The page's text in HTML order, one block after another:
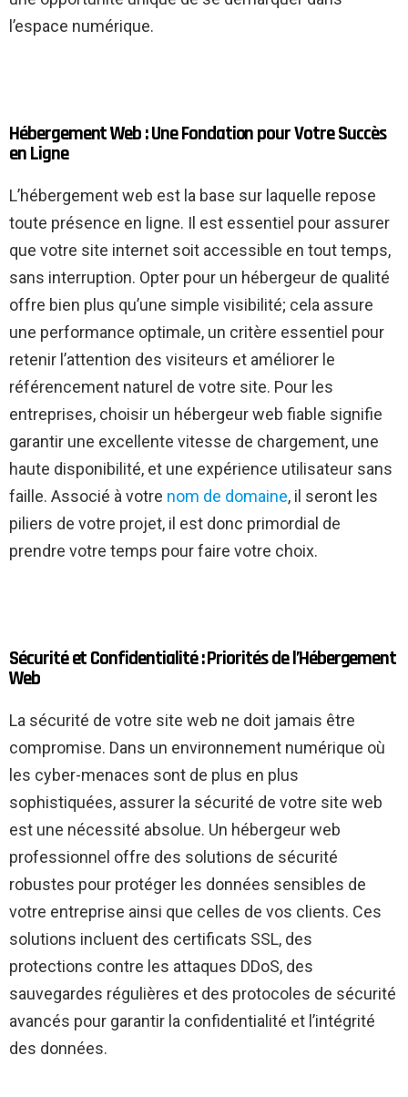
l’espace numérique.
Hébergement Web : Une Fondation pour Votre Succès
en Ligne
L’hébergement web est la base sur laquelle repose
toute présence en ligne. Il est essentiel pour assurer
que votre site internet soit accessible en tout temps,
sans interruption. Opter pour un hébergeur de qualité
offre bien plus qu’une simple visibilité; cela assure
une performance optimale, un critère essentiel pour
retenir l’attention des visiteurs et améliorer le
référencement naturel de votre site. Pour les
entreprises, choisir un hébergeur web fiable signifie
garantir une excellente vitesse de chargement, une
haute disponibilité, et une expérience utilisateur sans
faille. Associé à votre nom de domaine, il seront les
piliers de votre projet, il est donc primordial de
prendre votre temps pour faire votre choix.
Sécurité et Confidentialité : Priorités de l’Hébergement
Web
La sécurité de votre site web ne doit jamais être
compromise. Dans un environnement numérique où
les cyber-menaces sont de plus en plus
sophistiquées, assurer la sécurité de votre site web
est une nécessité absolue. Un hébergeur web
professionnel offre des solutions de sécurité
robustes pour protéger les données sensibles de
votre entreprise ainsi que celles de vos clients. Ces
solutions incluent des certificats SSL, des
protections contre les attaques DDoS, des
sauvegardes régulières et des protocoles de sécurité
avancés pour garantir la confidentialité et l’intégrité
des données.